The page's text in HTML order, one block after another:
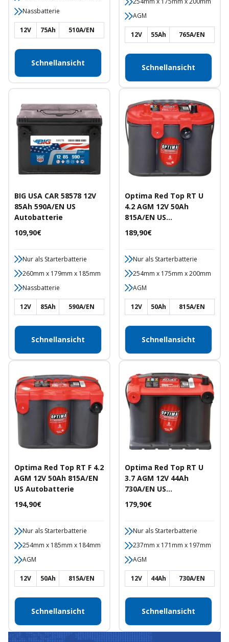
Nassbatterie
12V 75Ah 510A/EN
Schnellansicht
AGM
12V 55Ah 765A/EN
Schnellansicht
BIG USA CAR 58578 12V
85Ah 590A/EN US
Autobatterie
Angebotspreis
109,90€
Nur als Starterbatterie
260mm x 179mm x 185mm
Nassbatterie
12V 85Ah 590A/EN
Schnellansicht
Optima Red Top RT U
4.2 AGM 12V 50Ah
815A/EN US
Angebotspreis
189,90€
Nur als Starterbatterie
254mm x 175mm x 200mm
AGM
12V 50Ah 815A/EN
Schnellansicht
Optima Red Top RT F 4.2
AGM 12V 50Ah 815A/EN
US Autobatterie
Angebotspreis
194,90€
Nur als Starterbatterie
254mm x 185mm x 184mm
AGM
12V 50Ah 815A/EN
Schnellansicht
Optima Red Top RT U
3.7 AGM 12V 44Ah
730A/EN US
Autobatterie
Angebotspreis
179,90€
Nur als Starterbatterie
237mm x 171mm x 197mm
AGM
12V 44Ah 730A/EN
Schnellansicht